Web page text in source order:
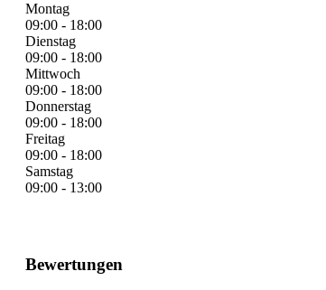
Montag
09:00 - 18:00
Dienstag
09:00 - 18:00
Mittwoch
09:00 - 18:00
Donnerstag
09:00 - 18:00
Freitag
09:00 - 18:00
Samstag
09:00 - 13:00
Bewertungen